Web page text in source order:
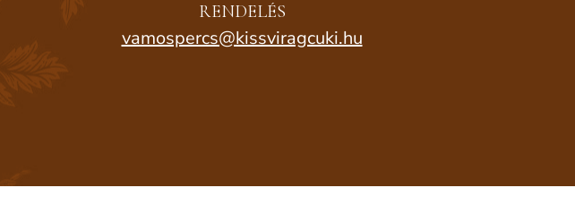
RENDELÉS
vamospercs@kissviragcuki.hu